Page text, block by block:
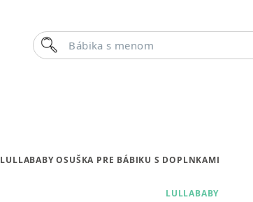
Bábika s menom
Hľadať
LULLABABY OSUŠKA PRE BÁBIKU S DOPLNKAMI
LULLABABY